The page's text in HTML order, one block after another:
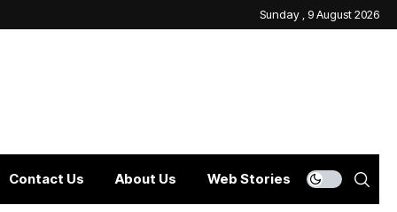
Sunday , 9 August 2026
Contact Us About Us Web Stories